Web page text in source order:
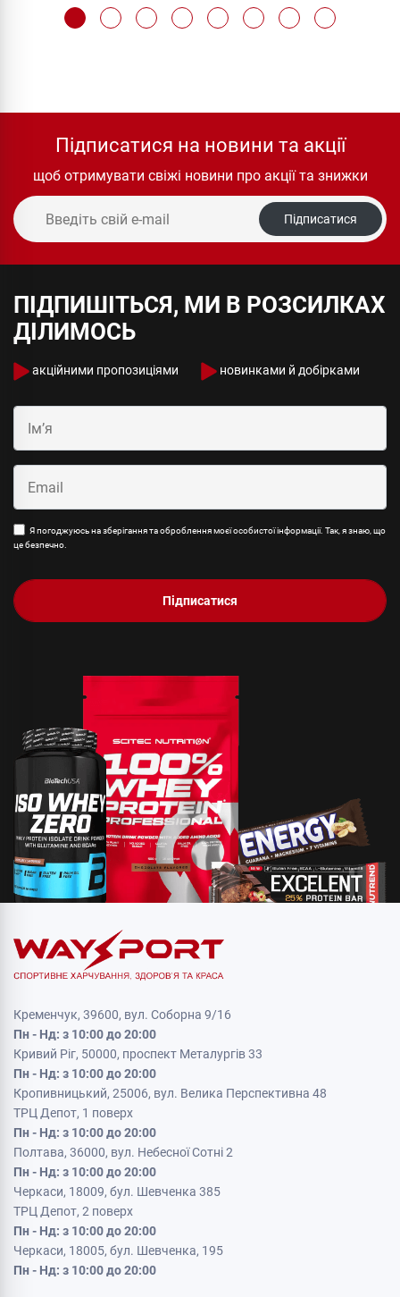
Підписатися на новини та акції
щоб отримувати свіжі новини про акції та знижки
Підписатися
ПІДПИШІТЬСЯ, МИ В РОЗСИЛКАХ
ДІЛИМОСЬ
акційними пропозиціями новинками й добірками
Я погоджуюсь на зберігання та оброблення моєї особистої інформації. Так, я знаю, що
це безпечно.
Підписатися
Кременчук, 39600, вул. Соборна 9/16
Пн - Нд: з 10:00 до 20:00
Кривий Ріг, 50000, проспект Металургів 33
Пн - Нд: з 10:00 до 20:00
Кропивницький, 25006, вул. Велика Перспективна 48
ТРЦ Депот, 1 поверх
Пн - Нд: з 10:00 до 20:00
Полтава, 36000, вул. Небесної Сотні 2
Пн - Нд: з 10:00 до 20:00
Черкаси, 18009, бул. Шевченка 385
ТРЦ Депот, 2 поверх
Пн - Нд: з 10:00 до 20:00
Черкаси, 18005, бул. Шевченка, 195
Пн - Нд: з 10:00 до 20:00